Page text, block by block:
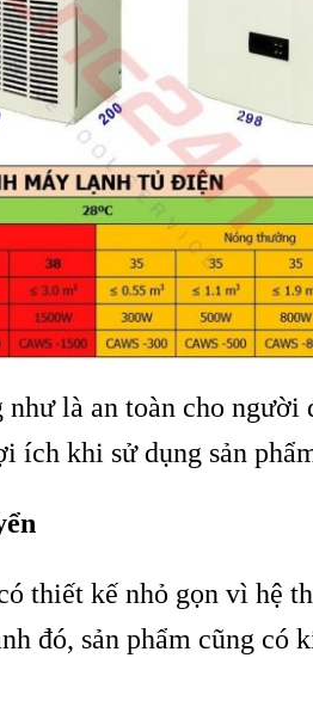
là an toàn cho người
ích khi sử dụng sản
thiết kế nhỏ gọn vì hệ
đó, sản phẩm cũng có